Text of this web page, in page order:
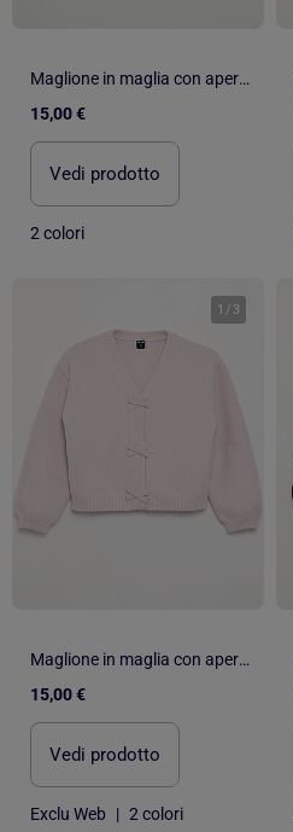
Maglione in maglia con apertura a nodi
15,00 €
Vedi prodotto
2 colori
1 / 3
Maglione in maglia con apertura a nodi
15,00 €
Vedi prodotto
Exclu Web | 2 colori